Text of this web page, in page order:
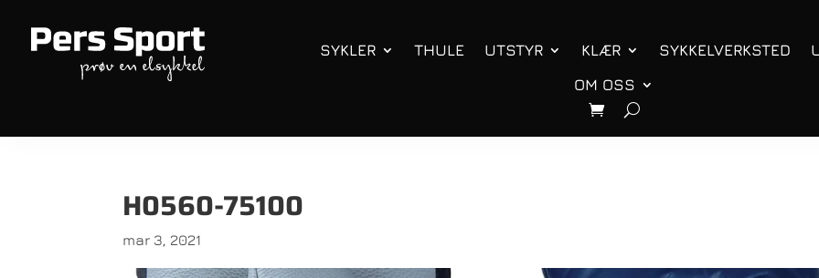
SYKLER THULE UTSTYR KLÆR SYKKELVERKSTED
OM OSS
H0560-75100
mar 3, 2021